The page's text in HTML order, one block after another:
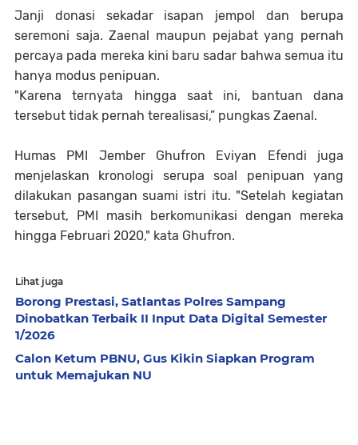
Janji donasi sekadar isapan jempol dan berupa
seremoni saja. Zaenal maupun pejabat yang pernah
percaya pada mereka kini baru sadar bahwa semua itu
hanya modus penipuan.
"Karena ternyata hingga saat ini, bantuan dana
tersebut tidak pernah terealisasi,” pungkas Zaenal.
Humas PMI Jember Ghufron Eviyan Efendi juga
menjelaskan kronologi serupa soal penipuan yang
dilakukan pasangan suami istri itu. "Setelah kegiatan
tersebut, PMI masih berkomunikasi dengan mereka
hingga Februari 2020," kata Ghufron.
Lihat juga
Borong Prestasi, Satlantas Polres Sampang
Dinobatkan Terbaik II Input Data Digital Semester
1/2026
Calon Ketum PBNU, Gus Kikin Siapkan Program
untuk Memajukan NU